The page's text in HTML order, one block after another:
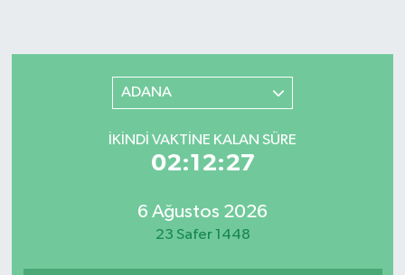
ADANA
İKINDI VAKTINE KALAN SÜRE
02:12:27
6 Ağustos 2026
23 Safer 1448